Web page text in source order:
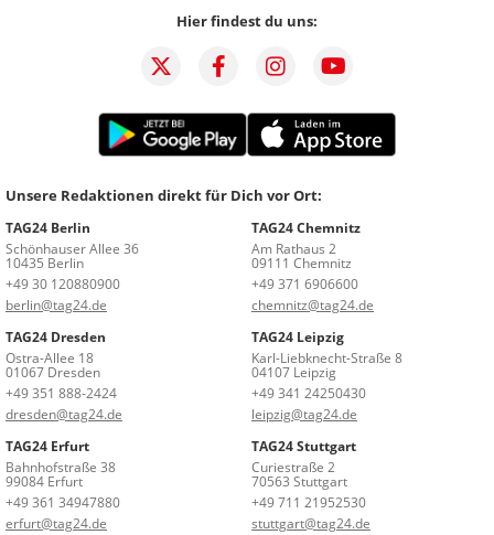
Hier findest du uns:
Unsere Redaktionen direkt für Dich vor Ort:
TAG24 Berlin
Schönhauser Allee 36
10435 Berlin
+49 30 120880900
berlin@tag24.de
TAG24 Chemnitz
Am Rathaus 2
09111 Chemnitz
+49 371 6906600
chemnitz@tag24.de
TAG24 Dresden
Ostra-Allee 18
01067 Dresden
+49 351 888-2424
dresden@tag24.de
TAG24 Leipzig
Karl-Liebknecht-Straße 8
04107 Leipzig
+49 341 24250430
leipzig@tag24.de
TAG24 Erfurt
Bahnhofstraße 38
99084 Erfurt
+49 361 34947880
erfurt@tag24.de
TAG24 Stuttgart
Curiestraße 2
70563 Stuttgart
+49 711 21952530
stuttgart@tag24.de